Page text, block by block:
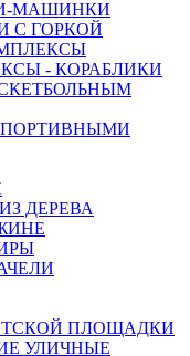
МАШИНКИ
С ГОРКОЙ
- КОРАБЛИКИ
ДЕРЕВА
ПЛОЩАДКИ
УЛИЧНЫЕ